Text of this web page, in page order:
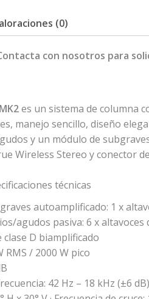
(0)
con nosotros para
es un sistema de columna
manejo sencillo, diseño
y un módulo de
Wireless Stereo y conector
técnicas
autoamplificado: 1 x
agudos pasiva: 6 x
D biamplificado
RMS / 2000 W pico
42 Hz – 18 kHz (±6